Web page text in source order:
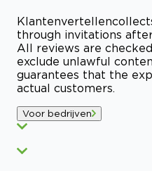
Klantenvertellen
through invitations
All reviews are
exclude unlawful
guarantees that the
actual customers.
Voor bedrijven